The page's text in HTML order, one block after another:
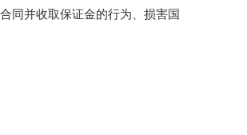
同并收取保证金的行为、损害国